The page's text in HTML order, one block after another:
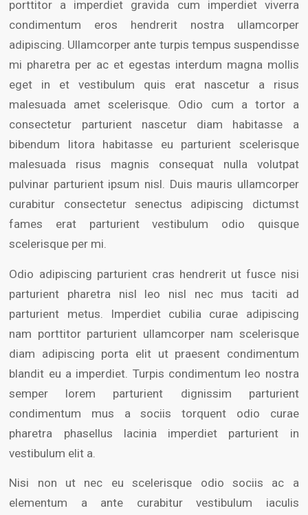
porttitor a imperdiet gravida cum imperdiet viverra
condimentum eros hendrerit nostra ullamcorper
adipiscing. Ullamcorper ante turpis tempus suspendisse
mi pharetra per ac et egestas interdum magna mollis
eget in et vestibulum quis erat nascetur a risus
malesuada amet scelerisque. Odio cum a tortor a
consectetur parturient nascetur diam habitasse a
bibendum litora habitasse eu parturient scelerisque
malesuada risus magnis consequat nulla volutpat
pulvinar parturient ipsum nisl. Duis mauris ullamcorper
curabitur consectetur senectus adipiscing dictumst
fames erat parturient vestibulum odio quisque
scelerisque per mi.
Odio adipiscing parturient cras hendrerit ut fusce nisi
parturient pharetra nisl leo nisl nec mus taciti ad
parturient metus. Imperdiet cubilia curae adipiscing
nam porttitor parturient ullamcorper nam scelerisque
diam adipiscing porta elit ut praesent condimentum
blandit eu a imperdiet. Turpis condimentum leo nostra
semper lorem parturient dignissim parturient
condimentum mus a sociis torquent odio curae
pharetra phasellus lacinia imperdiet parturient in
vestibulum elit a.
Nisi non ut nec eu scelerisque odio sociis ac a
elementum a ante curabitur vestibulum iaculis